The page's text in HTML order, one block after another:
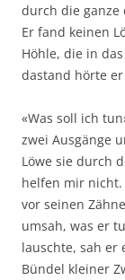
durch die ganze
Er fand keinen
Höhle, die in
dastand hörte
«Was soll ich
zwei Ausgänge
Löwe sie durch
helfen mir nicht.
vor seinen
umsah, was er
lauschte, sah er
Bündel kleiner